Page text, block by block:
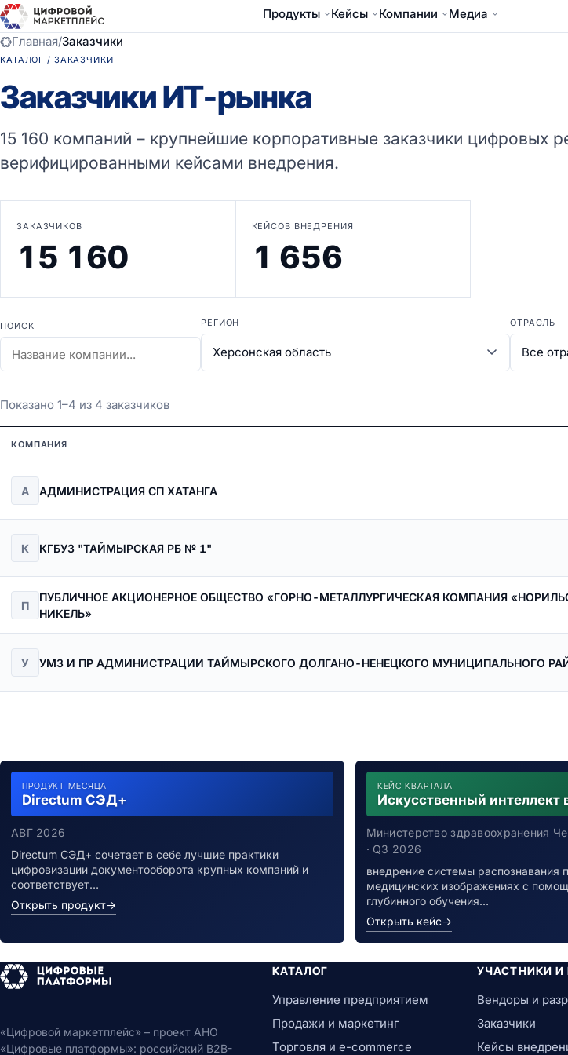
Продукты Кейсы Компании Медиа
Главная/Заказчики
КАТАЛОГ / ЗАКАЗЧИКИ
Заказчики ИТ-рынка
15 160 компаний – крупнейшие корпоративные заказчики цифровых
верифицированными кейсами внедрения.
ЗАКАЗЧИКОВ
15 160
КЕЙСОВ ВНЕДРЕНИЯ
1 656
ПОИСК РЕГИОН ОТРАСЛЬ
Показано 1–4 из 4 заказчиков
КОМПАНИЯ
А АДМИНИСТРАЦИЯ СП ХАТАНГА
К КГБУЗ "ТАЙМЫРСКАЯ РБ № 1"
П
ПУБЛИЧНОЕ АКЦИОНЕРНОЕ ОБЩЕСТВО «ГОРНО-МЕТАЛЛУРГИЧЕСКАЯ КОМПАНИЯ
НИКЕЛЬ»
У УМЗ И ПР АДМИНИСТРАЦИИ ТАЙМЫРСКОГО ДОЛГАНО-НЕНЕЦКОГО МУНИЦИПАЛЬНОГО
ПРОДУКТ МЕСЯЦА
Directum СЭД+
АВГ 2026
Directum СЭД+ сочетает в себе лучшие практики
цифровизации документооборота крупных компаний и
соответствует…
Открыть продукт→
КЕЙС КВАРТАЛА
Искусственный интеллект
Министерство здравоохранения
· Q3 2026
внедрение системы распознавания
медицинских изображениях с
глубинного обучения…
Открыть кейс→
«Цифровой маркетплейс» – проект АНО
«Цифровые платформы»: российский B2B-
КАТАЛОГ
Управление предприятием
Продажи и маркетинг
Торговля и e-commerce
УЧАСТНИКИ И
Вендоры и
Заказчики
Кейсы